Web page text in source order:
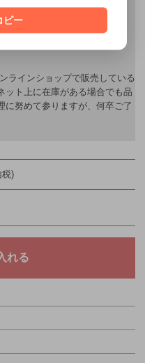
【星 風シリーズ】
ラインショップで販売している
ット上に在庫がある場合でも品
に努めて参りますが、何卒ご了
税)
ピー